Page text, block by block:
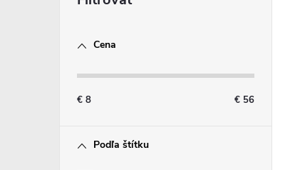
Cena
€ 8 € 56
Podľa štítku